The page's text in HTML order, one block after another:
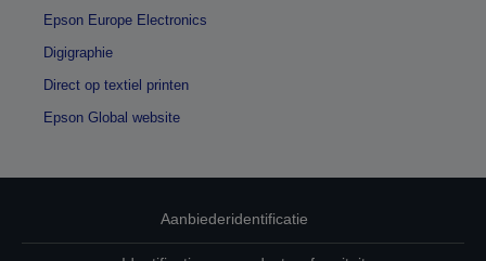
Epson Europe Electronics
Digigraphie
Direct op textiel printen
Epson Global website
Aanbiederidentificatie